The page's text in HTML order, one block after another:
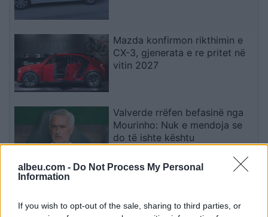
albeu.com - Do Not Process My Personal
Information
If you wish to opt-out of the sale, sharing to third parties, or
Mazda konfirmon rikthimin e
CX-3, gjenerata e re pritet në
vitin 2027
Valverde rrëfen befasinë nga
Mourinho: Nuk e mendoja se
do të ishte kështu
dhe flakët u përhapën drejt